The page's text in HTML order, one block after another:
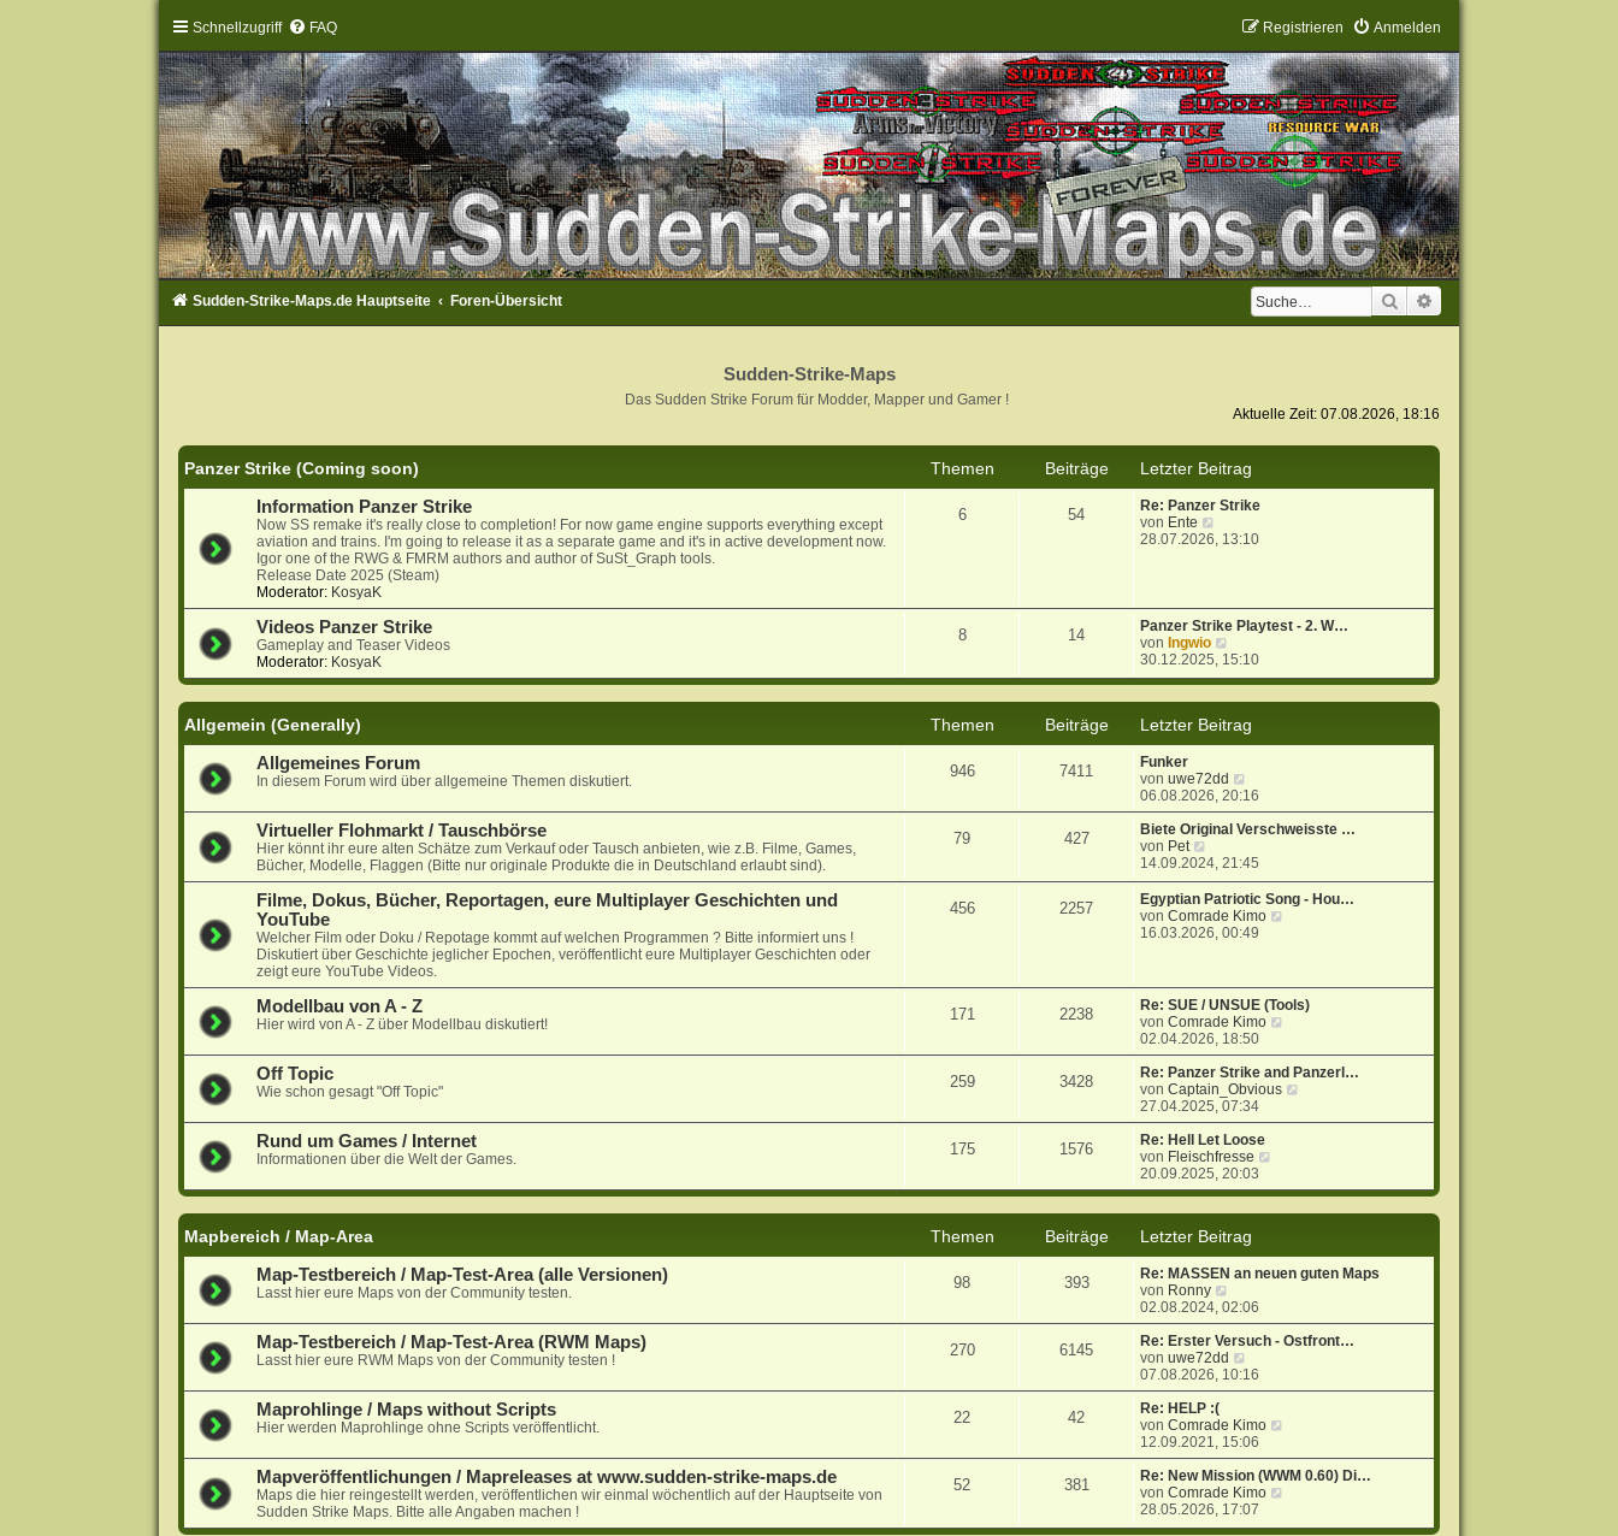
Schnellzugriff FAQ Anmelden
Registrieren
Suche
Sudden-Strike-Maps.de Hauptseite Foren-Übersicht
Sudden-Strike-Maps
Das Sudden Strike Forum für Modder, Mapper und Gamer !
Aktuelle Zeit: 07.08.2026, 18:16
Panzer Strike (Coming soon) Themen Beiträge
Letzter Beitrag
Information Panzer Strike
Now SS remake it's really close to completion! For now game engine supports everything except
aviation and trains. I'm going to release it as a separate game and it's in active development now.
Igor one of the RWG & FMRM authors and author of SuSt_Graph tools.
Release Date 2025 (Steam)
Moderator: KosyaK
6 54
Re: Panzer Strike
von Ente
e
t
e
r
B
i
t
r
28.07.2026, 13:10
Videos Panzer Strike
Gameplay and Teaser Videos
Moderator: KosyaK
8 14
Panzer Strike Playtest - 2. W…
von Ingwio
e
u
t
e
B
e
i
t
a
g
30.12.2025, 15:10
Allgemein (Generally) Themen Beiträge
Letzter Beitrag
Allgemeines Forum
In diesem Forum wird über allgemeine Themen diskutiert.
946 7411
Funker
vonuwe72dd
e
u
e
t
e
r
B
e
a
g
06.08.2026, 20:16
Virtueller Flohmarkt / Tauschbörse
Hier könnt ihr eure alten Schätze zum Verkauf oder Tausch anbieten, wie z.B. Filme, Games,
Bücher, Modelle, Flaggen (Bitte nur originale Produkte die in Deutschland erlaubt sind).
79 427
Biete Original Verschweisste …
von Pet
e
u
e
s
t
e
i
t
r
g
14.09.2024, 21:45
Filme, Dokus, Bücher, Reportagen, eure Multiplayer Geschichten und
YouTube
Welcher Film oder Doku / Repotage kommt auf welchen Programmen ? Bitte informiert uns !
Diskutiert über Geschichte jeglicher Epochen, veröffentlicht eure Multiplayer Geschichten oder
zeigt eure YouTube Videos.
456 2257
Egyptian Patriotic Song - Hou…
vonComrade Kimo
t
e
i
16.03.2026, 00:49
Modellbau von A - Z
Hier wird von A - Z über Modellbau diskutiert!
171 2238
Re: SUE / UNSUE (Tools)
vonComrade Kimo
u
e
s
e
i
g
02.04.2026, 18:50
Off Topic
Wie schon gesagt "Off Topic"
259 3428
Re: Panzer Strike and Panzerl…
vonCaptain_Obvious
u
e
i
t
g
27.04.2025, 07:34
Rund um Games / Internet
Informationen über die Welt der Games.
175 1576
Re: Hell Let Loose
von Fleischfresse
u
e
r
i
t
g
20.09.2025, 20:03
Mapbereich / Map-Area Themen Beiträge
Letzter Beitrag
Map-Testbereich / Map-Test-Area (alle Versionen)
Lasst hier eure Maps von der Community testen.
98 393
Re: MASSEN an neuen guten Maps
von Ronny
e
u
e
s
t
e
B
e
i
t
a
g
02.08.2024, 02:06
Map-Testbereich / Map-Test-Area (RWM Maps)
Lasst hier eure RWM Maps von der Community testen !
270 6145
Re: Erster Versuch - Ostfront…
vonuwe72dd
e
u
s
t
e
r
B
e
i
07.08.2026, 10:16
Maprohlinge / Maps without Scripts
Hier werden Maprohlinge ohne Scripts veröffentlicht.
22 42
Re: HELP :(
vonComrade Kimo
u
e
e
12.09.2021, 15:06
Mapveröffentlichungen / Mapreleases at www.sudden-strike-maps.de
Maps die hier reingestellt werden, veröffentlichen wir einmal wöchentlich auf der Hauptseite von
Sudden Strike Maps. Bitte alle Angaben machen !
52 381
Re: New Mission (WWM 0.60) Di…
vonComrade Kimo
u
28.05.2026, 17:07